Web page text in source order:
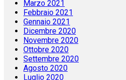
Marzo 2021
Febbraio 2021
Gennaio 2021
Dicembre 2020
Novembre 2020
Ottobre 2020
Settembre 2020
Agosto 2020
Luglio 2020